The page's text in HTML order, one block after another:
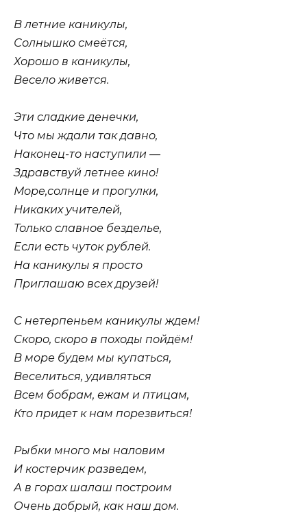
В летние каникулы,
Солнышко смеётся,
Хорошо в каникулы,
Весело живется.
Эти сладкие денечки,
Что мы ждали так давно,
Наконец-то наступили —
Здравствуй летнее кино!
Море,солнце и прогулки,
Никаких учителей,
Только славное безделье,
Если есть чуток рублей.
На каникулы я просто
Приглашаю всех друзей!
С нетерпеньем каникулы ждем!
Скоро, скоро в походы пойдём!
В море будем мы купаться,
Веселиться, удивляться
Всем бобрам, ежам и птицам,
Кто придет к нам порезвиться!
Рыбки много мы наловим
И костерчик разведем,
А в горах шалаш построим
Очень добрый, как наш дом.